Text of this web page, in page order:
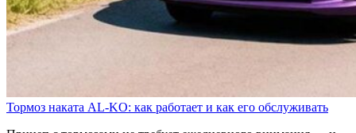
Тормоз наката AL-KO: как работает и как его обслуживать